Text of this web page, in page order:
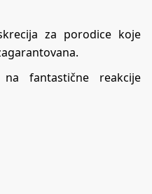
za porodice koje
fantastične reakcije